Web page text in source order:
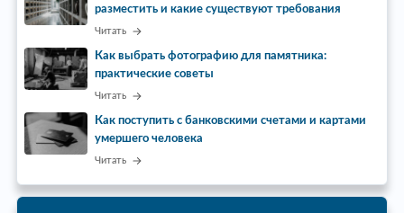
разместить и какие существуют требования
Читать
Как выбрать фотографию для памятника:
практические советы
Читать
Как поступить с банковскими счетами и картами
умершего человека
Читать